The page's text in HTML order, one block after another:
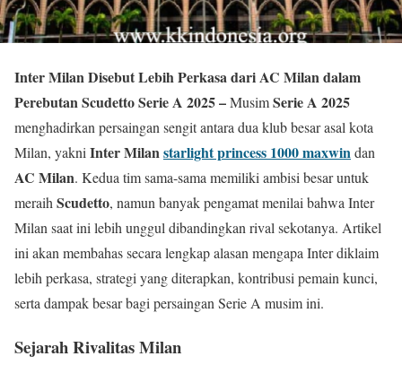
Inter Milan Disebut Lebih Perkasa dari AC Milan dalam
Perebutan Scudetto Serie A 2025 –MusimSerie A 2025
menghadirkan persaingan sengit antara dua klub besar asal kota
Milan, yakni Inter Milanstarlight princess 1000 maxwindan
AC Milan. Kedua tim sama-sama memiliki ambisi besar untuk
meraih Scudetto, namun banyak pengamat menilai bahwa Inter
Milan saat ini lebih unggul dibandingkan rival sekotanya. Artikel
ini akan membahas secara lengkap alasan mengapa Inter diklaim
lebih perkasa, strategi yang diterapkan, kontribusi pemain kunci,
serta dampak besar bagi persaingan Serie A musim ini.
Sejarah Rivalitas Milan